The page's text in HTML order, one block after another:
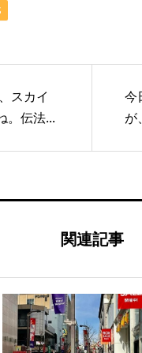
スカイ
。伝法...
今
が
関連記事